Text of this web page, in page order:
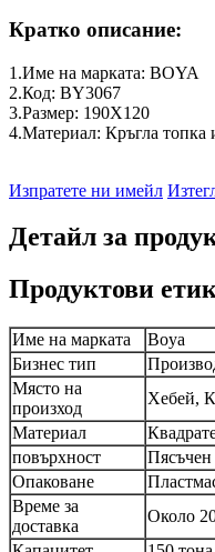
Кратко описание:
1.Име на марката: BOYA
2.Код: BY3067
3.Размер: 190X120
4.Материал: Кръгла топка
Изпратете ни имейл
Детайл за
Продуктови
Име на марката
Boya
Бизнес тип
Място на
произход
Хебей,
Материал
повърхност
Пясъчен
Опаковане
Време за
доставка
Около